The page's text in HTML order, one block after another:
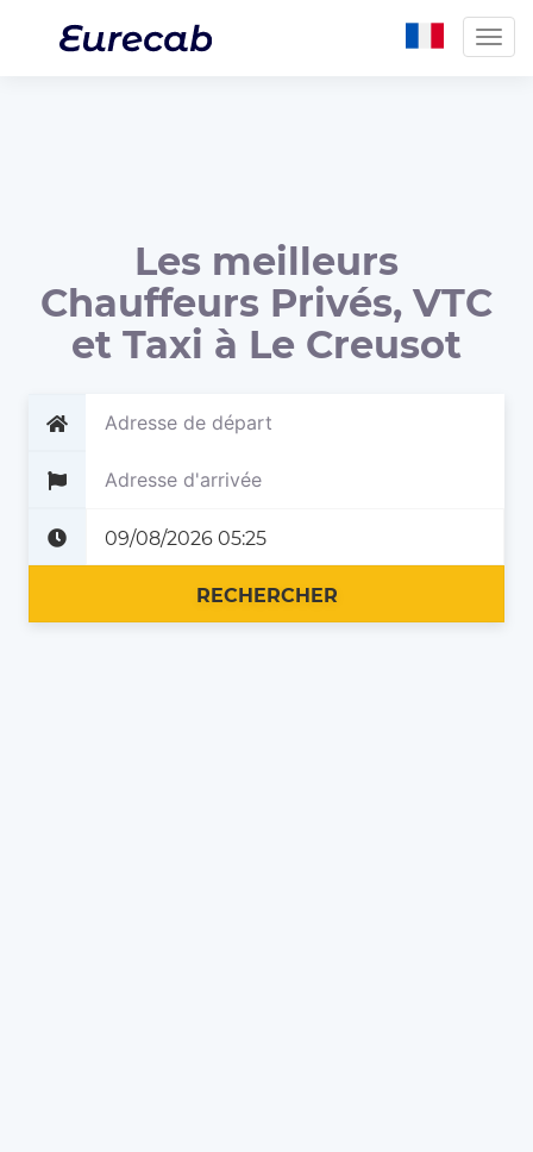
Les meilleurs
Chauffeurs Privés, VTC
et Taxi à Le Creusot
RECHERCHER